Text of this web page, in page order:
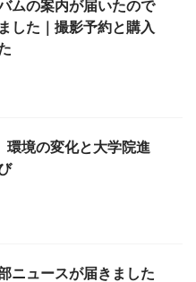
ムの案内が届いたので
した｜撮影予約と購入
環境の変化と大学院進
ニュースが届きました